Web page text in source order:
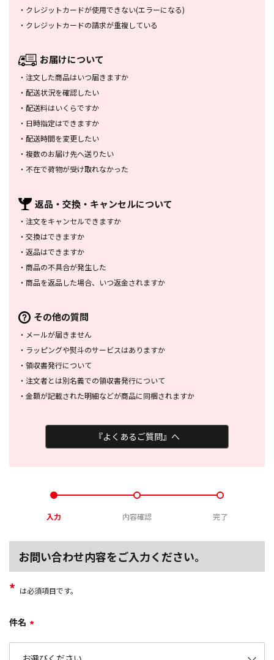
・ クレジットカードが使用できない(エラーになる)
・ クレジットカードの請求が重複している
お届けについて
・ 注文した商品はいつ届きますか
・ 配送状況を確認したい
・ 配送料はいくらですか
・ 日時指定はできますか
・ 配送時間を変更したい
・ 複数のお届け先へ送りたい
・ 不在で荷物が受け取れなかった
返品・交換・ キャンセルについて
・ 注文をキャンセルできますか
・ 交換はできますか
・ 返品はできますか
・ 商品の不具合が発生した
・ 商品を返品した場合、 いつ返金されますか
その他の質問
・ メールが届きません
・ ラッピングや熨斗のサービスはありますか
・ 領収書発行について
・ 注文者とは別名義での領収書発行について
・ 金額が記載された明細などが商品に同梱されますか
『よくあるご質問』へ
入力 内容確認 完了
お問い合わせ内容をご入力ください。
* は必須項目です。
件名 *